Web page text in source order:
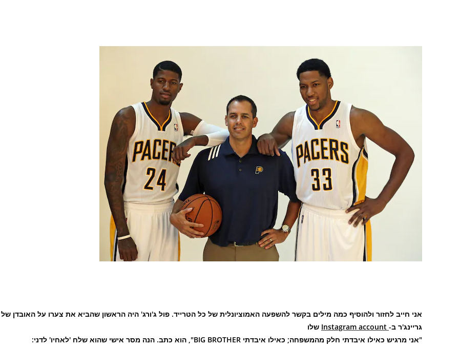
אני חייב לחזור ולהוסיף כמה מילים בקשר להשפעה האמוציונלית של כל הטרייד. פול ג'ורג' היה הראשון שהביא את צערו על האובדן של
גריינג'ר ב-
שלו
"אני מרגיש כאילו איבדתי חלק מהמשפחה; כאילו איבדתי BIG BROTHER", הוא כתב. הנה מסר אישי שהוא שלח 'לאחיו' לדני: